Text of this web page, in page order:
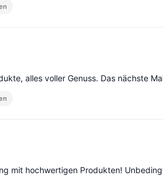
alles voller Genuss. Das nächste
mit hochwertigen Produkten!